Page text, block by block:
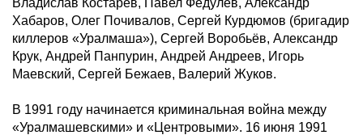
Владислав Костарев, Павел Федулёв, Александр
Хабаров, Олег Почивалов, Сергей Курдюмов (бригадир
киллеров «Уралмаша»), Сергей Воробьёв, Александр
Крук, Андрей Панпурин, Андрей Андреев, Игорь
Маевский, Сергей Бежаев, Валерий Жуков.
В 1991 году начинается криминальная война между
«Уралмашевскими» и «Центровыми». 16 июня 1991